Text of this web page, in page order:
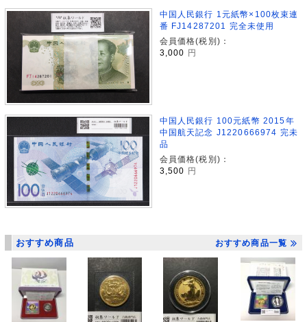
中国人民銀行 1元紙幣×100枚束連
番 FJ14287201 完全未使用
会員価格(税別)：
3,000
円
中国人民銀行 100元紙幣 2015年
中国航天記念 J1220666974 完未
品
会員価格(税別)：
3,500 円
おすすめ商品 おすすめ商品一覧